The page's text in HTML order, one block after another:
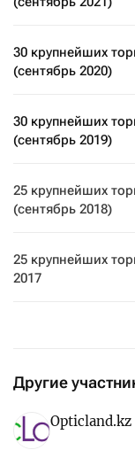
30 крупнейших
(сентябрь 2020)
30 крупнейших
(сентябрь 2019)
25 крупнейших
(сентябрь 2018)
25 крупнейших
2017
Другие